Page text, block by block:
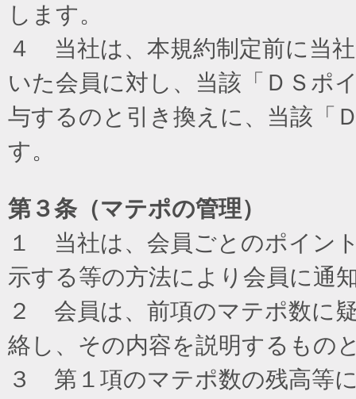
します。
４ 当社は、本規約制定前に当
いた会員に対し、当該「ＤＳポ
与するのと引き換えに、当該「
す。
第３条（マテポの管理）
１ 当社は、会員ごとのポイン
示する等の方法により会員に通
２ 会員は、前項のマテポ数に
絡し、その内容を説明するもの
３ 第１項のマテポ数の残高等